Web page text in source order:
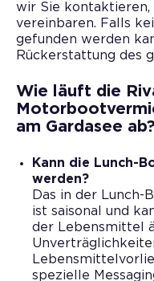
wir Sie kontaktieren,
vereinbaren. Falls
gefunden werden
Rückerstattung des
Wie läuft die
am Gardasee ab?
Kann die Lunch-
werden?
Das in der Lunch-
ist saisonal und
der Lebensmittel
spezielle